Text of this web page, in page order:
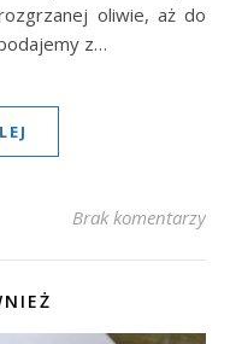
oliwie, aż do
z…
Brak komentarzy